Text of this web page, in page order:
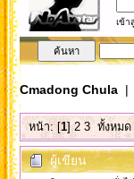
เข้า
Cmadong Chula|
หน้า: [1]2 3 ทั้งหมด
ผู้เขียน